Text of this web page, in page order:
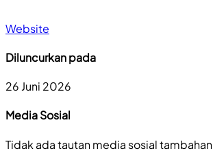
Website
Diluncurkan pada
26 Juni 2026
Media Sosial
Tidak ada tautan media sosial tambahan